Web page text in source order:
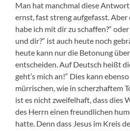
Man hat manchmal diese
ernst, fast streng aufgefasst. Aber
habe ich mit dir zu schaffen?“
und dir?“ ist auch heute noch
heute kann nur die Betonung
entscheiden. Auf Deutsch heißt
geht’s mich an!“ Dies kann
mürrischen, wie in scherzhaftem
ist es nicht zweifelhaft, dass dies
des Herrn einen freundlichen
hatte. Denn dass Jesus im Kreis